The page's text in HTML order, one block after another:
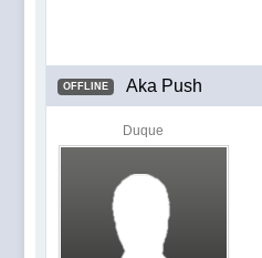
OFFLINE Aka Push
Duque